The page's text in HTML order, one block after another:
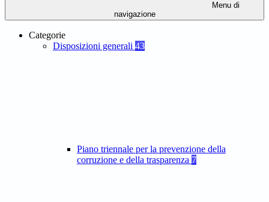
Menu di
navigazione
Categorie
Disposizioni generali 43
Piano triennale per la prevenzione della
corruzione e della trasparenza 7